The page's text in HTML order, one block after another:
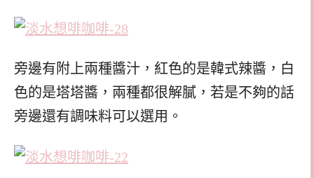
旁邊有附上兩種醬汁，紅色的是韓式辣醬，白
色的是塔塔醬，兩種都很解膩，若是不夠的話
旁邊還有調味料可以選用。